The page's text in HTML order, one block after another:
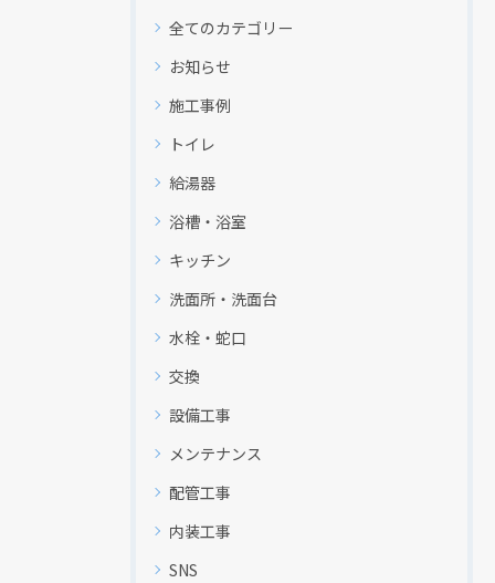
全てのカテゴリー
お知らせ
施工事例
トイレ
給湯器
浴槽・浴室
キッチン
洗面所・洗面台
水栓・蛇口
交換
設備工事
メンテナンス
配管工事
内装工事
SNS